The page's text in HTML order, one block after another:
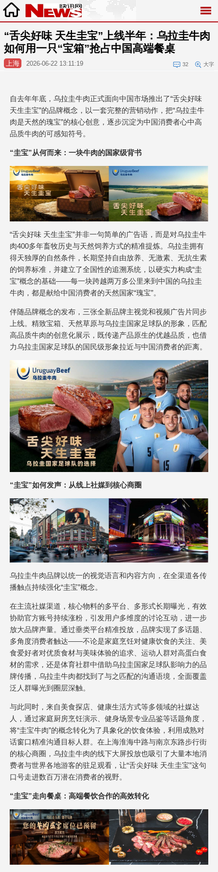
“舌尖好味 天生圭宝”上线半年：乌拉圭牛肉
如何用一只“宝箱”抢占中国高端餐桌
上海 2026-06-22 13:11:19 32 大字
自去年年底，乌拉圭牛肉正式面向中国市场推出了“舌尖好味
天生圭宝”的品牌概念，以一套完整的营销动作，把“乌拉圭牛
肉是天然的瑰宝”的核心创意，逐步沉淀为中国消费者心中高
品质牛肉的可感知符号。
“圭宝”从何而来：一块牛肉的国家级背书
“舌尖好味 天生圭宝”并非一句简单的广告语，而是对乌拉圭牛
肉400多年畜牧历史与天然饲养方式的精准提炼。乌拉圭拥有
得天独厚的自然条件，长期坚持自由放养、无激素、无抗生素
的饲养标准，并建立了全国性的追溯系统，以硬实力构成“圭
宝”概念的基础——每一块跨越两万多公里来到中国的乌拉圭
牛肉，都是献给中国消费者的天然国家“瑰宝”。
伴随品牌概念的发布，三张全新品牌主视觉和视频广告片同步
上线。精致宝箱、天然草原与乌拉圭国家足球队的形象，匹配
高品质牛肉的创意化展示，既传递产品原生的优越品质，也借
力乌拉圭国家足球队的国民级形象拉近与中国消费者的距离。
“圭宝”如何发声：从线上社媒到核心商圈
乌拉圭牛肉品牌以统一的视觉语言和内容方向，在全渠道各传
播触点持续强化“圭宝”概念。
在主流社媒渠道，核心物料的多平台、多形式长期曝光，有效
协助官方账号持续涨粉，引发用户多维度的讨论互动，进一步
放大品牌声量。通过垂类平台精准投放，品牌实现了多话题、
多角度消费者触达——不论是家庭烹饪对健康饮食的关注、美
食爱好者对优质食材与美味体验的追求、运动人群对高蛋白食
材的需求，还是体育社群中借助乌拉圭国家足球队影响力的品
牌传播，乌拉圭牛肉都找到了与之匹配的沟通语境，全面覆盖
泛人群曝光到圈层深触。
与此同时，来自美食探店、健康生活方式等多领域的社媒达
人，通过家庭厨房烹饪演示、健身场景专业品鉴等话题角度，
将“圭宝牛肉”的概念转化为了具象化的饮食体验，利用成熟对
话窗口精准沟通目标人群。在上海淮海中路与南京东路步行街
的核心商圈，乌拉圭牛肉的线下大屏投放也吸引了大量本地消
费者与世界各地游客的驻足观看，让“舌尖好味 天生圭宝”这句
口号走进数百万潜在消费者的视野。
“圭宝”走向餐桌：高端餐饮合作的高效转化